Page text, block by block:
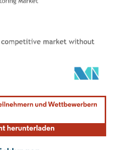
erfordert Namensnennung gemäß